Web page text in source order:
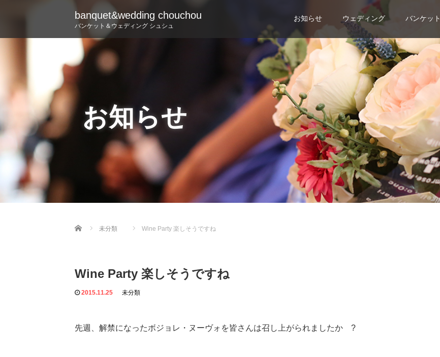
banquet&wedding chouchou
バンケット＆ウェディング シュシュ
お知らせ ウェディング バンケット
お知らせ
Home 未分類 Wine Party 楽しそうですね
Wine Party 楽しそうですね
2015.11.25 未分類
先週、解禁になったボジョレ・ヌーヴォを皆さんは召し上がられましたか ?